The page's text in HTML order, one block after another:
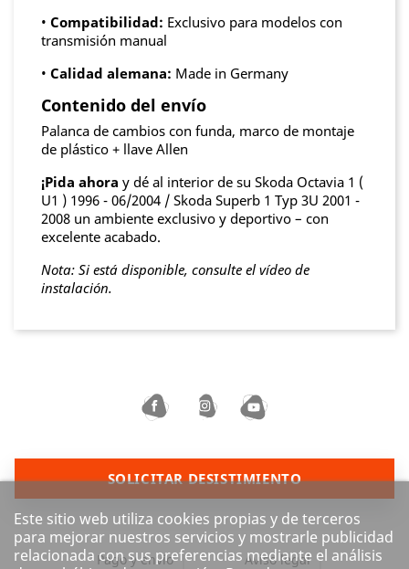
• Compatibilidad: Exclusivo para modelos con
transmisión manual
• Calidad alemana: Made in Germany
Contenido del envío
Palanca de cambios con funda, marco de montaje
de plástico + llave Allen
¡Pida ahora y dé al interior de su Skoda Octavia 1 (
U1 ) 1996 - 06/2004 / Skoda Superb 1 Typ 3U 2001 -
2008 un ambiente exclusivo y deportivo – con
excelente acabado.
Nota: Si está disponible, consulte el vídeo de
instalación.
Este sitio web utiliza cookies propias y de terceros
para mejorar nuestros servicios y mostrarle publicidad
relacionada con sus preferencias mediante el análisis
SOLICITAR DESISTIMIENTO
Pago y envío Aviso legal